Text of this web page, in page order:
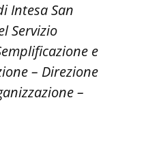
Intesa San
Servizio
e
– Direzione
–